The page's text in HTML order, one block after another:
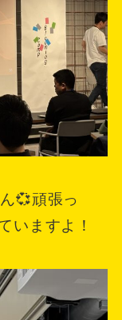
💞頑張っ
いますよ！